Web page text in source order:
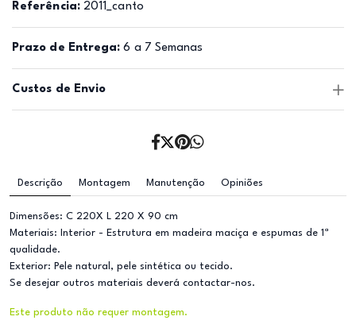
Referência: 2011_canto
Prazo de Entrega: 6 a 7 Semanas
Custos de Envio
Descrição Montagem Manutenção Opiniões
Dimensões: C 220X L 220 X 90 cm
Materiais: Interior - Estrutura em madeira maciça e espumas de 1ª
qualidade.
Exterior: Pele natural, pele sintética ou tecido.
Se desejar outros materiais deverá contactar-nos.
Este produto não requer montagem.